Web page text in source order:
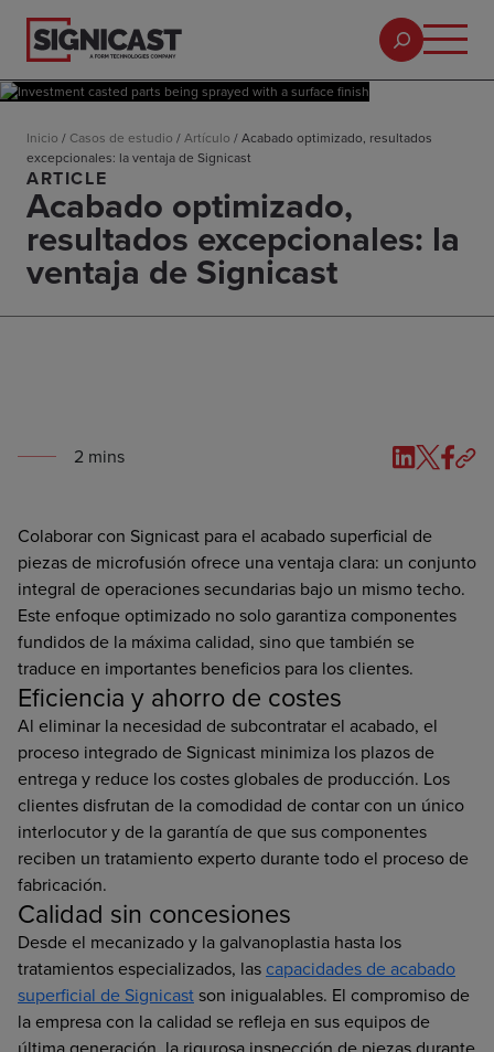
Inicio / Casos de estudio /Artículo /Acabado optimizado, resultados
excepcionales: la ventaja de Signicast
ARTICLE
Acabado optimizado,
resultados excepcionales: la
ventaja de Signicast
2 mins
Colaborar con Signicast para el acabado superficial de
piezas de microfusión ofrece una ventaja clara: un conjunto
integral de operaciones secundarias bajo un mismo techo.
Este enfoque optimizado no solo garantiza componentes
fundidos de la máxima calidad, sino que también se
traduce en importantes beneficios para los clientes.
Eficiencia y ahorro de costes
Al eliminar la necesidad de subcontratar el acabado, el
proceso integrado de Signicast minimiza los plazos de
entrega y reduce los costes globales de producción. Los
clientes disfrutan de la comodidad de contar con un único
interlocutor y de la garantía de que sus componentes
reciben un tratamiento experto durante todo el proceso de
fabricación.
Calidad sin concesiones
Desde el mecanizado y la galvanoplastia hasta los
tratamientos especializados, las capacidades de acabado
superficial de Signicastson inigualables. El compromiso de
la empresa con la calidad se refleja en sus equipos de